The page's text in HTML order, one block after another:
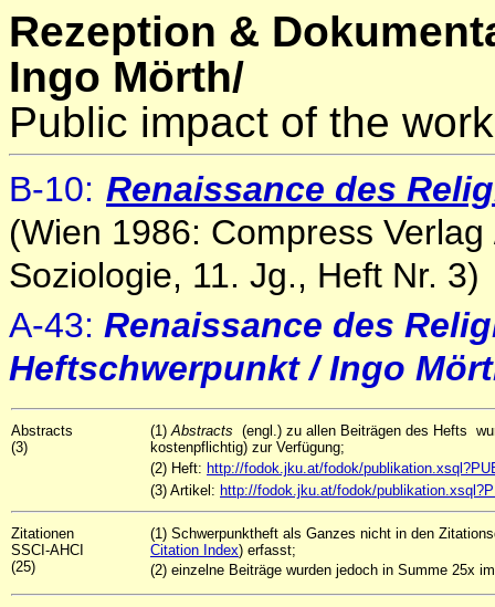
Rezeption &
Ingo Mörth/
Public impact of the
B-10: Renaissance des
(Wien 1986: Compress
Soziologie, 11. Jg., Heft Nr. 3)
A-43: Renaissance des
Heftschwerpunkt / Ingo
Abstracts
(3)
(1)Abstracts (engl.) zu allen Beiträgen des Hefts
kostenpflichtig) zur Verfügung;
(2) Heft: http://fodok.jku.at/fodok/
(3) Artikel: http://fodok.jku.at/fodok/
Zitationen
SSCI-AHCI
(25)
(1) Schwerpunktheft als Ganzes nicht in den
Citation Index) erfasst;
(2) einzelne Beiträge wurden jedoch in Summe 25x